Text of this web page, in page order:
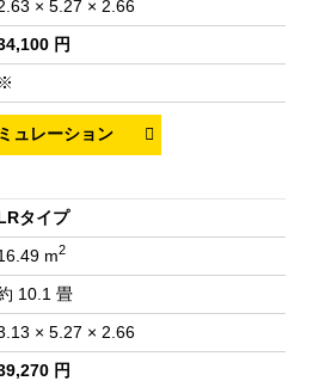
× 5.27 × 2.66
円
※
タイプ
m2
10.1 畳
× 5.27 × 2.66
円